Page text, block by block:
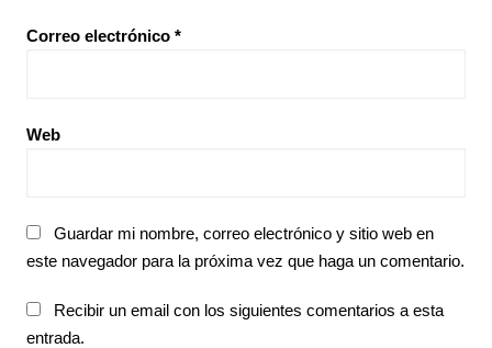
Correo electrónico *
Web
Guardar mi nombre, correo electrónico y sitio web en
este navegador para la próxima vez que haga un comentario.
Recibir un email con los siguientes comentarios a esta
entrada.